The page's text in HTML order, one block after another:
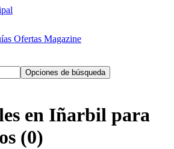
Ofertas Magazine
Opciones de búsqueda
en Iñarbil para
(0)